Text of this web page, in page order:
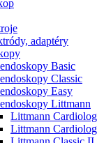
adaptéry
Basic
Classic
Easy
Littmann
Littmann
Littmann